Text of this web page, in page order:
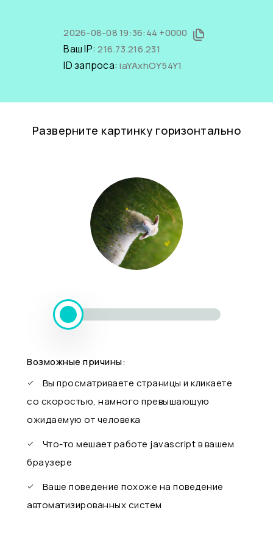
2026-08-08 19:36:44 +0000
Ваш IP:216.73.216.231
ID запроса:iaYAxhOY54Y1
Разверните картинку горизонтально
Возможные причины:
Вы просматриваете страницы и кликаете
со скоростью, намного превышающую
ожидаемую от человека
Что-то мешает работе javascript в вашем
браузере
Ваше поведение похоже на поведение
автоматизированных систем